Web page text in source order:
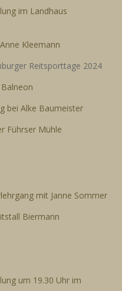
im Landhaus
Kleemann
Reitsporttage 2024
bei Alke Baumeister
Führser Mühle
mit Janne Sommer
Biermann
um 19.30 Uhr im